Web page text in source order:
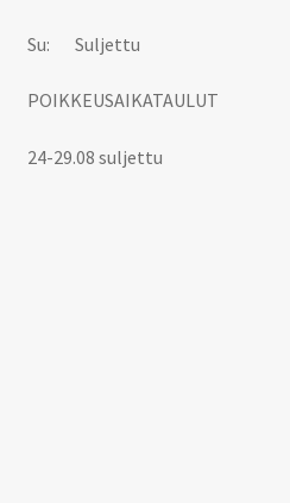
Su: Suljettu
POIKKEUSAIKATAULUT
24-29.08 suljettu